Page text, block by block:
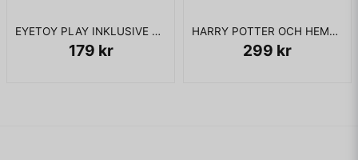
EYETOY PLAY INKLUSIVE KAMERA PS2
179 kr
HARRY POTTER OCH HEMLIGHETERNAS KAMMARE PS2
299 kr